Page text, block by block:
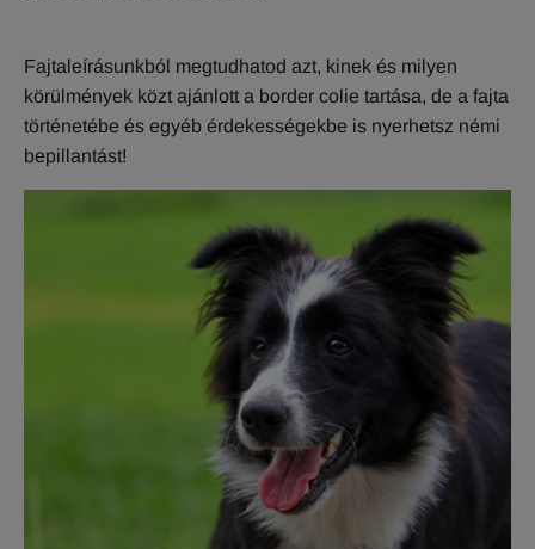
Fajtaleírásunkból megtudhatod azt, kinek és milyen
körülmények közt ajánlott a border colie tartása, de a fajta
történetébe és egyéb érdekességekbe is nyerhetsz némi
bepillantást!